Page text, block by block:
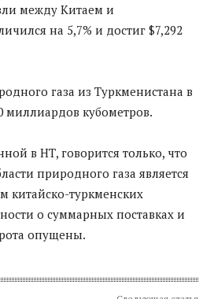
между Китаем и
на 5,7% и достиг $7,292
газа из Туркменистана в
миллиардов кубометров.
в НТ, говорится только, что
природного газа является
китайско-туркменских
о суммарных поставках и
опущены.